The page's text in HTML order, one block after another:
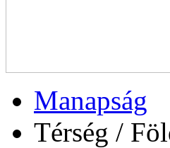
Manapság
Térség /